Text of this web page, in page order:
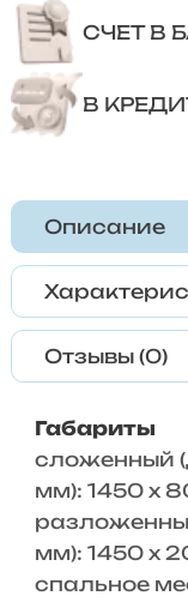
СЧЕТ В
В
Описание
Отзывы (0)
Габариты
сложенный
мм): 1450 x
мм): 1450 x
спальное